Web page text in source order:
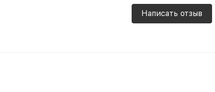
Написать отзыв